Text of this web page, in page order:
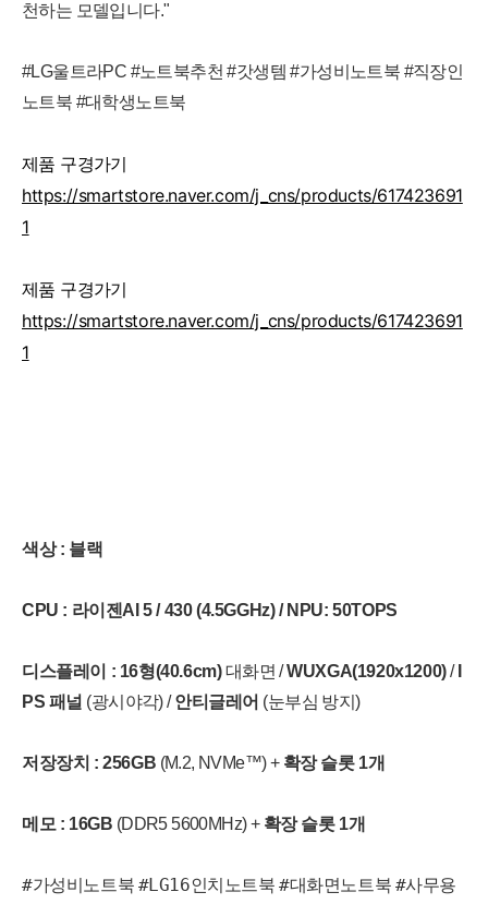
천하는 모델입니다."
#LG울트라PC #노트북추천 #갓생템 #가성비노트북 #직장인
노트북 #대학생노트북
제품 구경가기
https://smartstore.naver.com/j_cns/products/617423691
1
제품 구경가기
https://smartstore.naver.com/j_cns/products/617423691
1
색상 : 블랙
CPU : 라이젠AI 5 / 430 (4.5GGHz) / NPU: 50TOPS
디스플레이 : 16형(40.6cm)대화면 /WUXGA(1920x1200)/
PS 패널 (광시야각) /안티글레어 (눈부심 방지)
저장장치 :256GB (M.2, NVMe™) + 확장 슬롯 1개
메모 : 16GB (DDR5 5600MHz) + 확장 슬롯 1개
#가성비노트북 #LG16인치노트북 #대화면노트북 #사무용